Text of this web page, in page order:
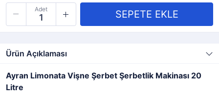
Adet
Ürün Açıklaması
Ayran Limonata Vişne Şerbet Şerbetlik Makinası 20
Litre